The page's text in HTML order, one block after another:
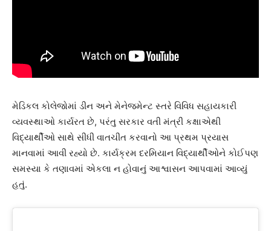
મેડિકલ કોલેજોમાં ડીન અને મેનેજમેન્ટ સ્તરે વિવિધ સહાયકારી
વ્યવસ્થાઓ કાર્યરત છે, પરંતુ સરકાર વતી મંત્રી કક્ષાએથી
વિદ્યાર્થીઓ સાથે સીધી વાતચીત કરવાનો આ પ્રથમ પ્રયાસ
માનવામાં આવી રહ્યો છે. કાર્યક્રમ દરમિયાન વિદ્યાર્થીઓને કોઈપણ
સમસ્યા કે તણાવમાં એકલા ન હોવાનું આશ્વાસન આપવામાં આવ્યું
હતું.